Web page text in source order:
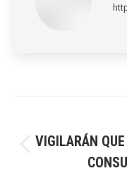
VIGILARÁN